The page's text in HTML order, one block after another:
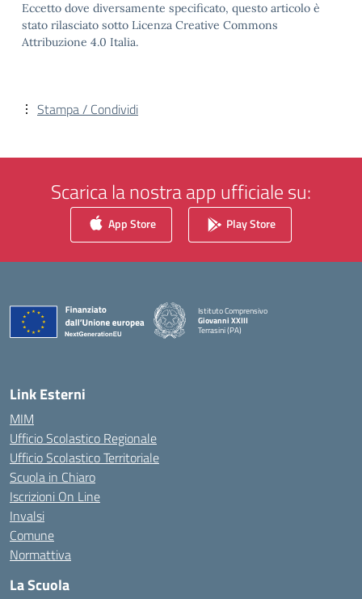
Eccetto dove diversamente specificato, questo articolo è
stato rilasciato sotto Licenza Creative Commons
Attribuzione 4.0 Italia.
Stampa / Condividi
Scarica la nostra app ufficiale su:
App Store Play Store
Istituto Comprensivo
Giovanni XXIII
Terrasini (PA)
Link Esterni
MIM
Ufficio Scolastico Regionale
Ufficio Scolastico Territoriale
Scuola in Chiaro
Iscrizioni On Line
Invalsi
Comune
Normattiva
La Scuola